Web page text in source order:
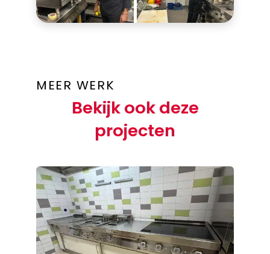
MEER WERK
Bekijk ook deze
projecten
Burcht van Haeften